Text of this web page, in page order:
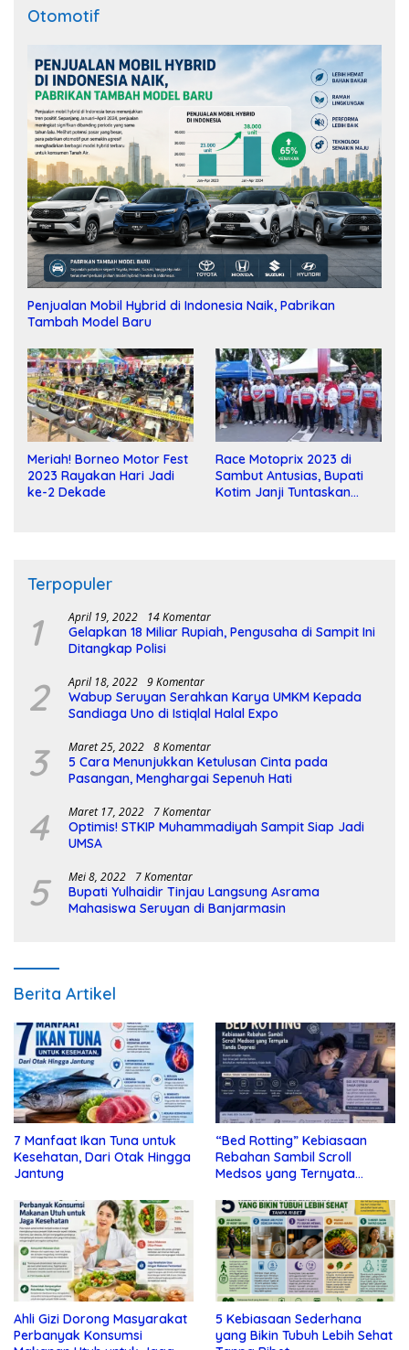
Otomotif
Penjualan Mobil Hybrid di Indonesia Naik, Pabrikan
Tambah Model Baru
Meriah! Borneo Motor Fest
2023 Rayakan Hari Jadi
ke-2 Dekade
Race Motoprix 2023 di
Sambut Antusias, Bupati
Kotim Janji Tuntaskan
Terpopuler
1 April 19, 2022 14 Komentar
Gelapkan 18 Miliar Rupiah, Pengusaha di Sampit Ini
Ditangkap Polisi
2 April 18, 2022 9 Komentar
Wabup Seruyan Serahkan Karya UMKM Kepada
Sandiaga Uno di Istiqlal Halal Expo
3 Maret 25, 2022 8 Komentar
5 Cara Menunjukkan Ketulusan Cinta pada
Pasangan, Menghargai Sepenuh Hati
4 Maret 17, 2022 7 Komentar
Optimis! STKIP Muhammadiyah Sampit Siap Jadi
UMSA
5 Mei 8, 2022 7 Komentar
Bupati Yulhaidir Tinjau Langsung Asrama
Mahasiswa Seruyan di Banjarmasin
Berita Artikel
7 Manfaat Ikan Tuna untuk
Kesehatan, Dari Otak Hingga
Jantung
“Bed Rotting” Kebiasaan
Rebahan Sambil Scroll
Medsos yang Ternyata
Ahli Gizi Dorong Masyarakat
Perbanyak Konsumsi
5 Kebiasaan Sederhana
yang Bikin Tubuh Lebih Sehat